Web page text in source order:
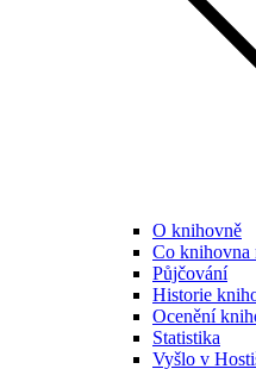
O knihovně
Co knihovna
Půjčování
Historie
Ocenění
Statistika
Vyšlo v